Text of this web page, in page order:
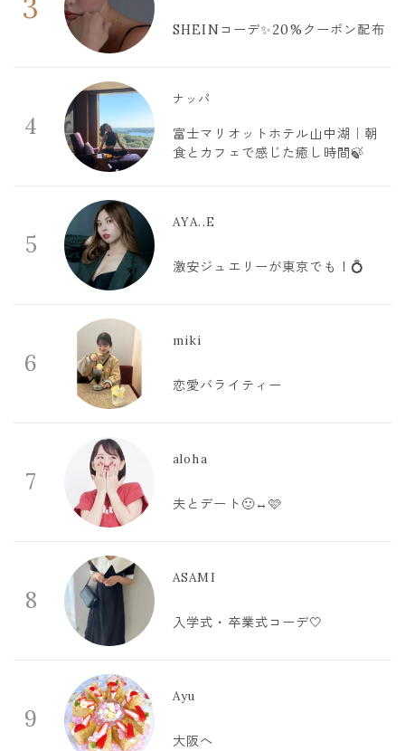
3
SHEINコーデ✨20%クーポン配布
4
ナッパ
富士マリオットホテル山中湖｜朝
食とカフェで感じた癒し時間🍃
5
AYA..E
激安ジュエリーが東京でも！💍
6
miki
恋愛バライティー
7
aloha
夫とデート🙂‍↔️🩷
8
ASAMI
入学式・卒業式コーデ🤍
9
Ayu
大阪へ